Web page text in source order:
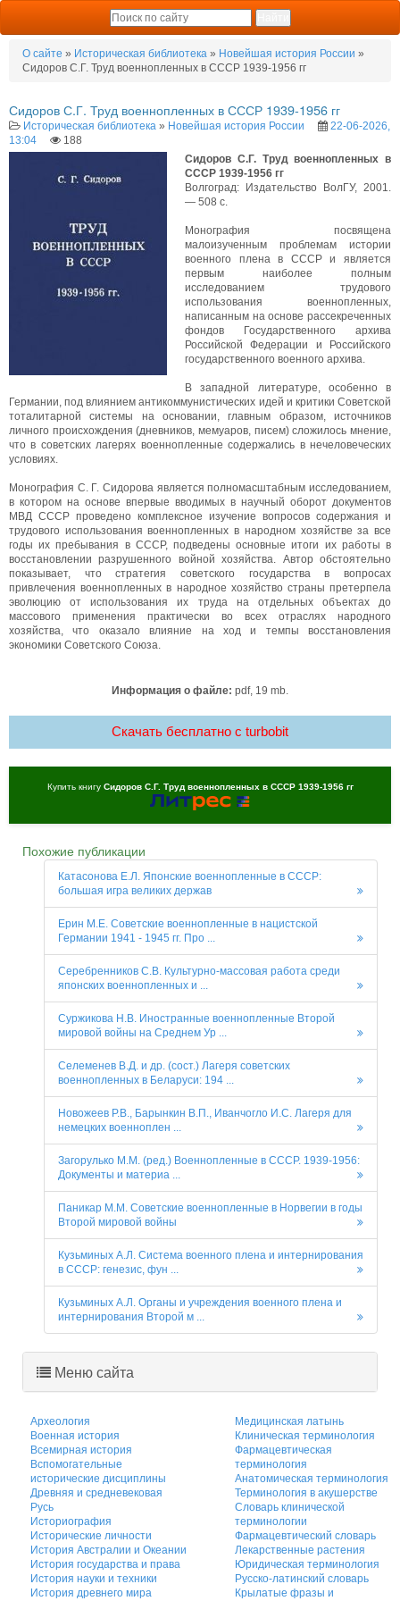
О сайте » Историческая библиотека » Новейшая история России »
Сидоров С.Г. Труд военнопленных в СССР 1939-1956 гг
Сидоров С.Г. Труд военнопленных в СССР 1939-1956 гг
Историческая библиотека » Новейшая история России
22-06-2026,
13:04
188
Сидоров С.Г. Труд военнопленных в
СССР 1939-1956 гг
Волгоград: Издательство ВолГУ, 2001.
— 508 с.
Монография посвящена
малоизученным проблемам истории
военного плена в СССР и является
первым наиболее полным
исследованием трудового
использования военнопленных,
написанным на основе рассекреченных
фондов Государственного архива
Российской Федерации и Российского
государственного военного архива.
В западной литературе, особенно в
Германии, под влиянием антикоммунистических идей и критики Советской
тоталитарной системы на основании, главным образом, источников
личного происхождения (дневников, мемуаров, писем) сложилось мнение,
что в советских лагерях военнопленные содержались в нечеловеческих
условиях.
Монография С. Г. Сидорова является полномасштабным исследованием,
в котором на основе впервые вводимых в научный оборот документов
МВД СССР проведено комплексное изучение вопросов содержания и
трудового использования военнопленных в народном хозяйстве за все
годы их пребывания в СССР, подведены основные итоги их работы в
восстановлении разрушенного войной хозяйства. Автор обстоятельно
показывает, что стратегия советского государства в вопросах
привлечения военнопленных в народное хозяйство страны претерпела
эволюцию от использования их труда на отдельных объектах до
массового применения практически во всех отраслях народного
хозяйства, что оказало влияние на ход и темпы восстановления
экономики Советского Союза.
Информация о файле: pdf, 19 mb.
Скачать бесплатно c turbobit
Купить книгу Сидоров С.Г. Труд военнопленных в СССР 1939-1956 гг
Похожие публикации
Катасонова Е.Л. Японские военнопленные в СССР:
большая игра великих держав
Ерин М.Е. Советские военнопленные в нацистской
Германии 1941 - 1945 гг. Про ...
Серебренников С.В. Культурно-массовая работа среди
японских военнопленных и ...
Суржикова Н.В. Иностранные военнопленные Второй
мировой войны на Среднем Ур ...
Селеменев В.Д. и др. (сост.) Лагеря советских
военнопленных в Беларуси: 194 ...
Новожеев Р.В., Барынкин В.П., Иванчогло И.С. Лагеря для
немецких военноплен ...
Загорулько М.М. (ред.) Военнопленные в СССР. 1939-1956:
Документы и материа ...
Паникар М.М. Советские военнопленные в Норвегии в годы
Второй мировой войны
Кузьминых А.Л. Система военного плена и интернирования
в СССР: генезис, фун ...
Кузьминых А.Л. Органы и учреждения военного плена и
интернирования Второй м ...
Меню сайта
Археология
Военная история
Всемирная история
Вспомогательные
исторические дисциплины
Древняя и средневековая
Русь
Историография
Исторические личности
История Австралии и Океании
История государства и права
История науки и техники
История древнего мира
Медицинская латынь
Клиническая терминология
Фармацевтическая
терминология
Анатомическая терминология
Терминология в акушерстве
Словарь клинической
терминологии
Фармацевтический словарь
Лекарственные растения
Юридическая терминология
Русско-латинский словарь
Крылатые фразы и